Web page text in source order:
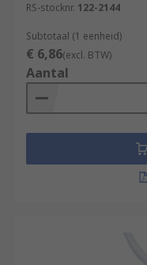
RS-stocknr. 122-2144
Subtotaal (1 eenheid)
€ 6,86(excl. BTW)
Aantal